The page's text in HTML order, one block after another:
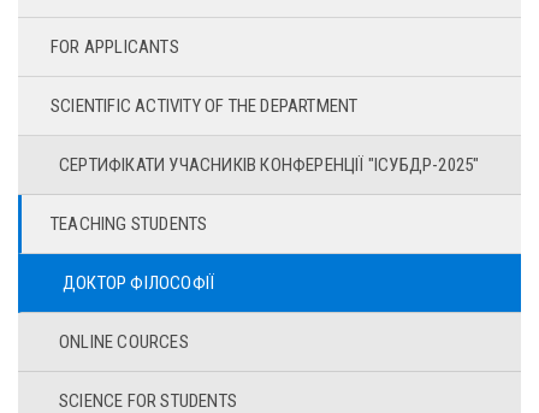
FOR APPLICANTS
SCIENTIFIC ACTIVITY OF THE DEPARTMENT
СЕРТИФІКАТИ УЧАСНИКІВ КОНФЕРЕНЦІЇ "ІСУБДР-2025"
TEACHING STUDENTS
ДОКТОР ФІЛОСОФІЇ
ONLINE COURCES
SCIENCE FOR STUDENTS